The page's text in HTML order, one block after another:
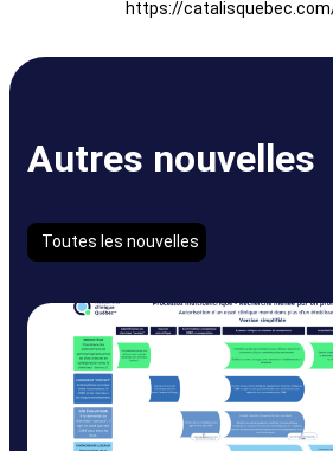
https://catalisquebec.com/
Autres nouvelles
Toutes les nouvelles